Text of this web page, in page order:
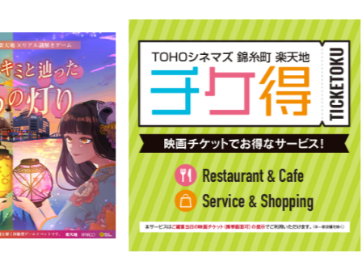
ニュース
レストラン・カフェ
TAX FREE
PARCOメンバーズ
JP
한국어
ภาษาไทย
日本語